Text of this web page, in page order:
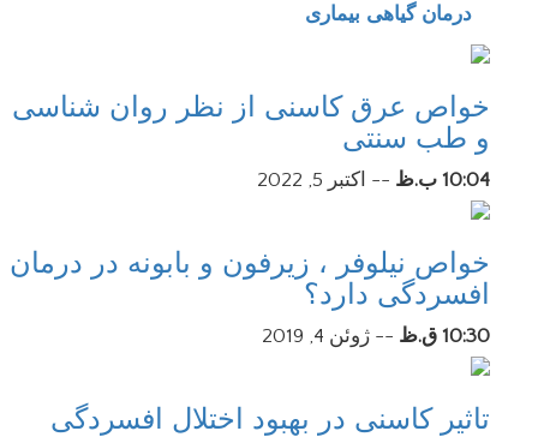
درمان گیاهی بیماری
خواص عرق کاسنی از نظر روان شناسی
و طب سنتی
10:04 ب.ظ -- اکتبر 5, 2022
خواص نیلوفر ، زیرفون و بابونه در درمان
افسردگی دارد؟
10:30 ق.ظ -- ژوئن 4, 2019
تاثیر کاسنی در بهبود اختلال افسردگی